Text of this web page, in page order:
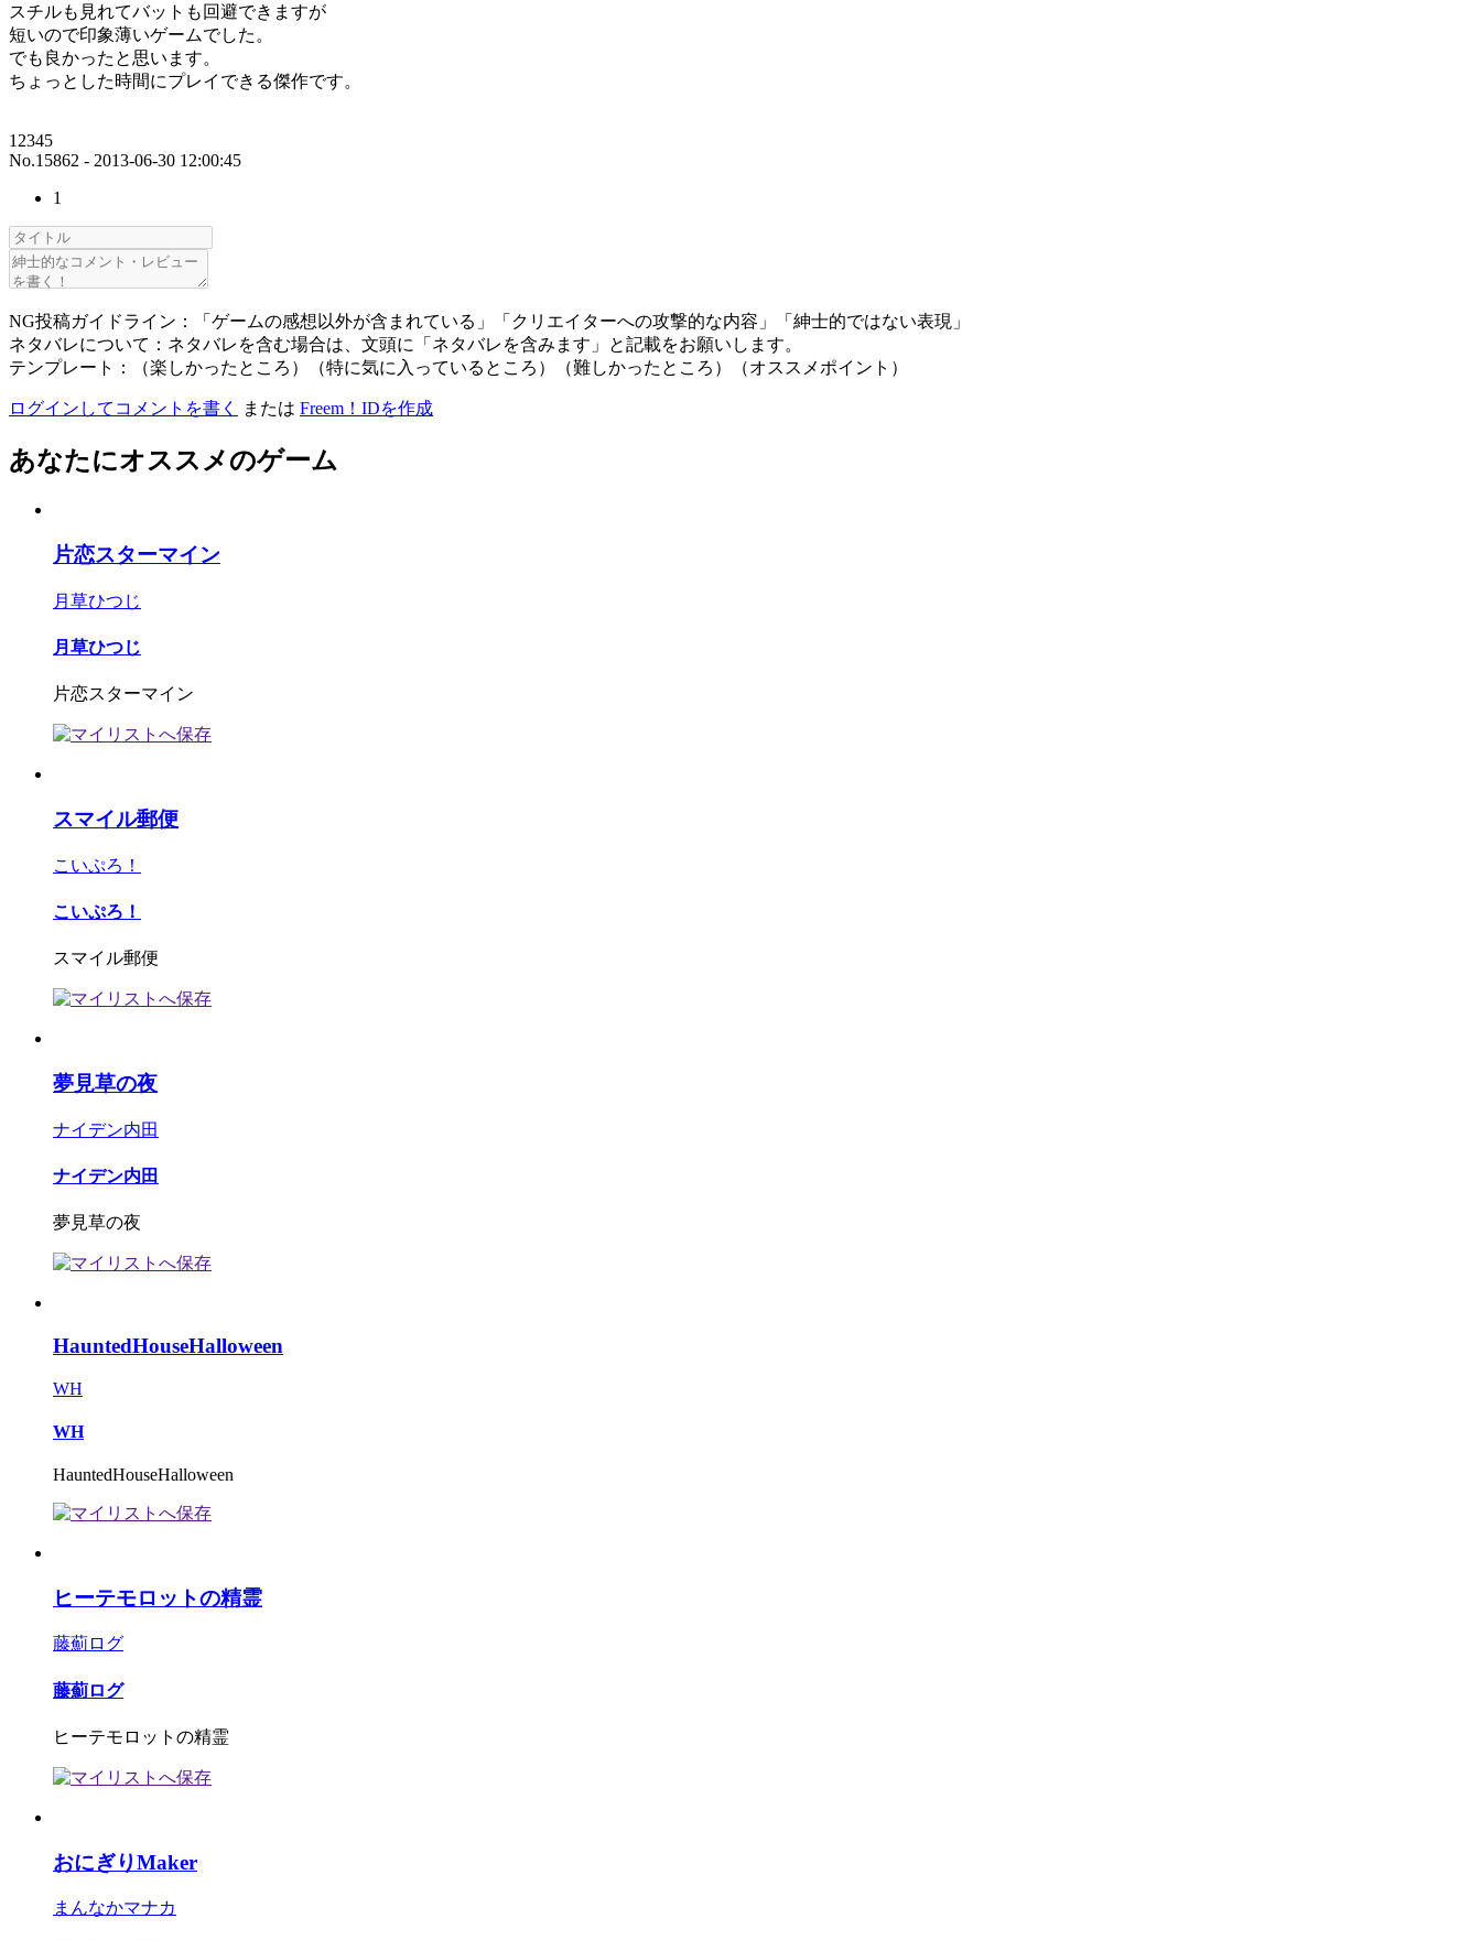
スチルも見れてバットも回避できますが
短いので印象薄いゲームでした。
でも良かったと思います。
ちょっとした時間にプレイできる傑作です。
12345
No.15862 - 2013-06-30 12:00:45
1
NG投稿ガイドライン：「ゲームの感想以外が含まれている」「クリエイターへの攻撃的な内容」「紳士的ではない表現」
ネタバレについて：ネタバレを含む場合は、文頭に「ネタバレを含みます」と記載をお願いします。
テンプレート：（楽しかったところ）（特に気に入っているところ）（難しかったところ）（オススメポイント）
ログインしてコメントを書く または Freem！IDを作成
あなたにオススメのゲーム
片恋スターマイン
月草ひつじ
月草ひつじ
片恋スターマイン
スマイル郵便
こいぷろ！
こいぷろ！
スマイル郵便
夢見草の夜
ナイデン内田
ナイデン内田
夢見草の夜
HauntedHouseHalloween
WH
WH
HauntedHouseHalloween
ヒーテモロットの精霊
藤薊ログ
藤薊ログ
ヒーテモロットの精霊
おにぎりMaker
まんなかマナカ